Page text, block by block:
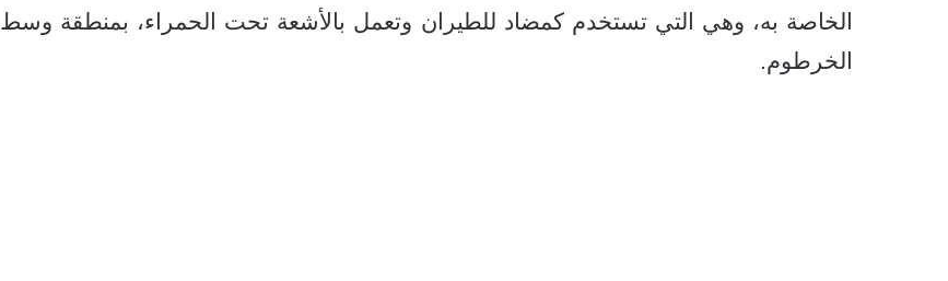
الخاصة به، وهي التي تستخدم كمضاد للطيران وتعمل بالأشعة تحت الحمراء، بمنطقة وسط
الخرطوم.